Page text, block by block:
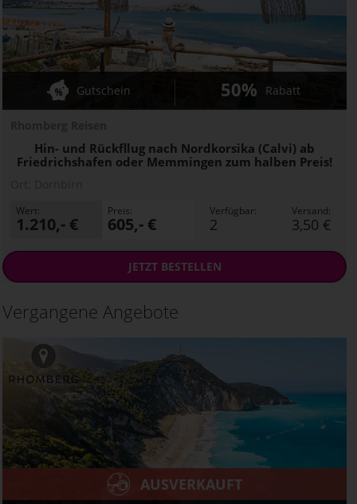
Hin- und Rückfllug nach Nordkorsika (Calvi) ab
Friedrichshafen oder Memmingen zum halben Preis!
Gutschein 50% Rabatt
Wert:
1.210,- €
Preis:
605,- €
Verfügbar:
2
Versand:
3,50 €
JETZTBESTELLEN
Vergangene Angebote
AUSVERKAUFT